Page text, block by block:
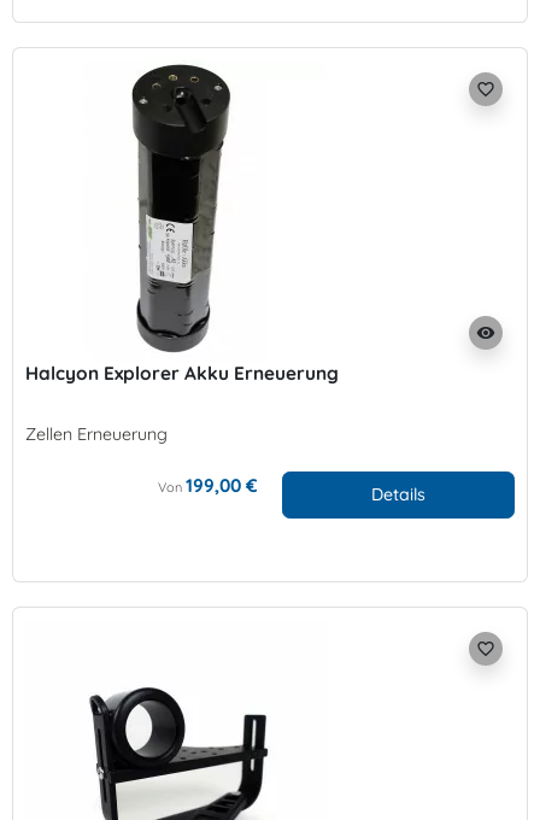
visibility
favorite_border
Halcyon Explorer Akku Erneuerung
Zellen Erneuerung
Von 199,00 € Details
favorite_border